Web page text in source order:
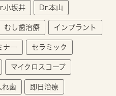
小坂井 Dr.本山
むし歯治療 インプラント
ナー セラミック
マイクロスコープ
れ歯 即日治療